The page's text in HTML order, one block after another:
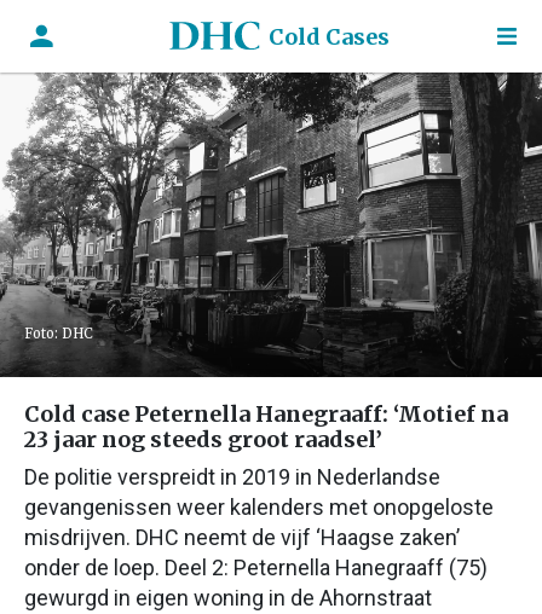
Cold Cases
Foto: DHC
Cold case Peternella Hanegraaff: ‘Motief na
23 jaar nog steeds groot raadsel’
De politie verspreidt in 2019 in Nederlandse
gevangenissen weer kalenders met onopgeloste
misdrijven. DHC neemt de vijf ‘Haagse zaken’
onder de loep. Deel 2: Peternella Hanegraaff (75)
gewurgd in eigen woning in de Ahornstraat